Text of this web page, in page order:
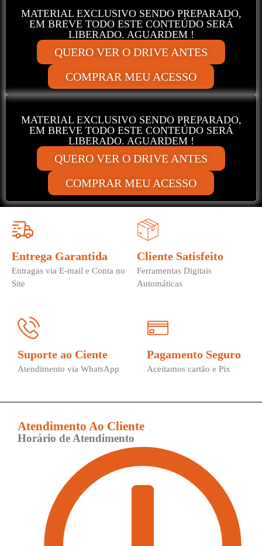
MATERIAL EXCLUSIVO SENDO PREPARADO,
EM BREVE TODO ESTE CONTEÚDO SERÁ
LIBERADO. AGUARDEM !
QUERO VER O DRIVE ANTES
COMPRAR MEU ACESSO
MATERIAL EXCLUSIVO SENDO PREPARADO,
EM BREVE TODO ESTE CONTEÚDO SERÁ
LIBERADO. AGUARDEM !
QUERO VER O DRIVE ANTES
COMPRAR MEU ACESSO
Entrega Garantida
Entragas via E-mail e Conta no
Site
Cliente Satisfeito
Ferramentas Digitais
Automáticas
Suporte ao Ciente
Atendimento via WhatsApp
Pagamento Seguro
Aceitamos cartão e Pix
Atendimento Ao Cliente
Horário de Atendimento